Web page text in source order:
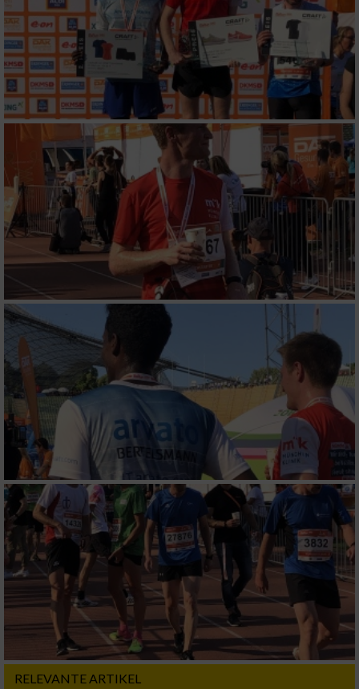
RELEVANTE ARTIKEL
Verwendung reduzierter Daten zur Auswahl
von Werbeanzeigen
Erstellung von Profilen für personalisierte
Werbung
Verwendung von Profilen zur Auswahl
personalisierter Werbung
Erstellung von Profilen zur Personalisierung
von Inhalten
Verwendung von Profilen zur Auswahl
personalisierter Inhalte
Messung der Werbeleistung
Messung der Performance von Inhalten
Analyse von Zielgruppen durch Statistiken
oder Kombinationen von Daten aus
verschiedenen Quellen
Entwicklung und Verbesserung der Angebote
Verwendung reduzierter Daten zur Auswahl
von Inhalten
IAB-Besonderheiten:
Verwendung genauer Standortdaten
Geräte anhand von aktiv angeforderten
Informationen identifizieren
Nicht-IAB-Verarbeitungszwecke:
Notwendig